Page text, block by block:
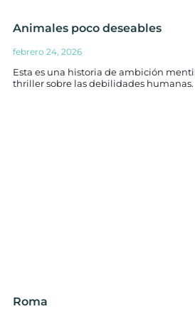
Animales poco deseables
febrero 24, 2026
Esta es una historia de ambición
thriller sobre las debilidades humanas.
Roma